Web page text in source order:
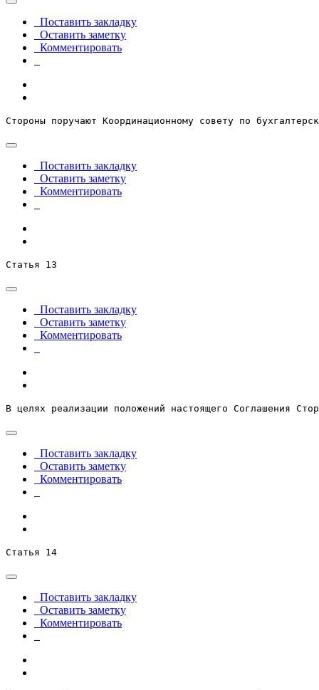
Поставить закладку
Оставить заметку
Комментировать
Стороны поручают Координационному совету по
Поставить закладку
Оставить заметку
Комментировать
Статья 13
Поставить закладку
Оставить заметку
Комментировать
В целях реализации положений настоящего Соглашения
Поставить закладку
Оставить заметку
Комментировать
Статья 14
Поставить закладку
Оставить заметку
Комментировать